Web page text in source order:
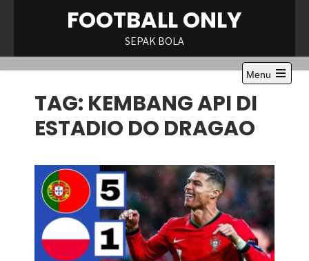
FOOTBALL ONLY
SEPAK BOLA
Menu
Open
TAG: KEMBANG API DI
ESTADIO DO DRAGAO